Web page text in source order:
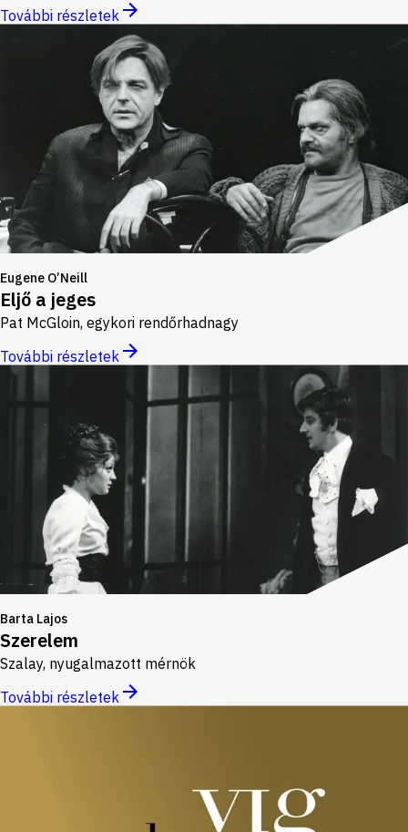
További részletek
Eugene O’Neill
Eljő a jeges
Pat McGloin, egykori rendőrhadnagy
További részletek
Barta Lajos
Szerelem
Szalay, nyugalmazott mérnök
További részletek